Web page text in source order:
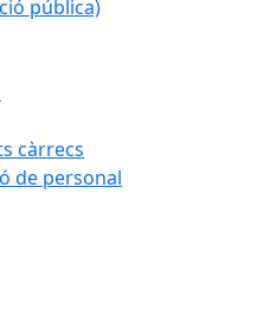
pública)
càrrecs
de personal